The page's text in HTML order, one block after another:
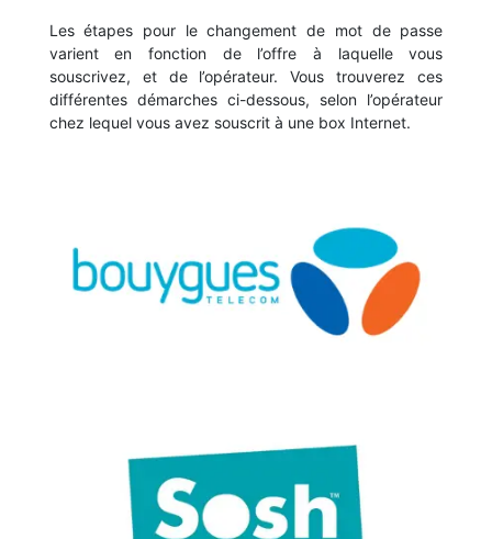
Les étapes pour le changement de mot de passe
varient en fonction de l’offre à laquelle vous
souscrivez, et de l’opérateur. Vous trouverez ces
différentes démarches ci-dessous, selon l’opérateur
chez lequel vous avez souscrit à une box Internet.